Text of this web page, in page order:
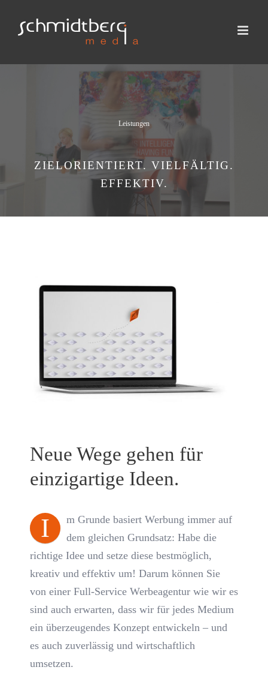
Inhalt
Leistungen
ZIELORIENTIERT. VIELFÄLTIG.
EFFEKTIV.
Neue Wege gehen für
einzigartige Ideen.
I
m Grunde basiert Werbung immer auf
dem gleichen Grundsatz: Habe die
richtige Idee und setze diese bestmöglich,
kreativ und effektiv um! Darum können Sie
von einer Full-Service Werbeagentur wie wir es
sind auch erwarten, dass wir für jedes Medium
ein überzeugendes Konzept entwickeln – und
es auch zuverlässig und wirtschaftlich
umsetzen.